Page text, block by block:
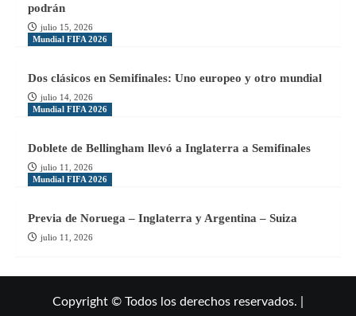
podrán
julio 15, 2026
Mundial FIFA 2026
Dos clásicos en Semifinales: Uno europeo y otro mundial
julio 14, 2026
Mundial FIFA 2026
Doblete de Bellingham llevó a Inglaterra a Semifinales
julio 11, 2026
Mundial FIFA 2026
Previa de Noruega – Inglaterra y Argentina – Suiza
julio 11, 2026
Copyright © Todos los derechos reservados. |